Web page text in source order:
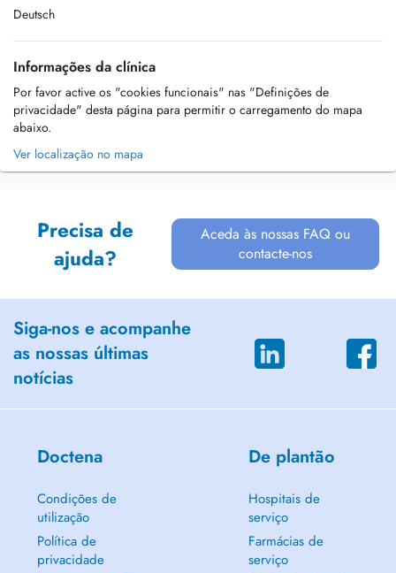
Deutsch
Informações da clínica
Por favor active os "cookies funcionais" nas "Definições de
privacidade" desta página para permitir o carregamento do mapa
abaixo.
Ver localização no mapa
Precisa de
ajuda?
Aceda às nossas FAQ ou
contacte-nos
Siga-nos e acompanhe
as nossas últimas
notícias
Doctena
Condições de
utilização
Política de
privacidade
De plantão
Hospitais de
serviço
Farmácias de
serviço